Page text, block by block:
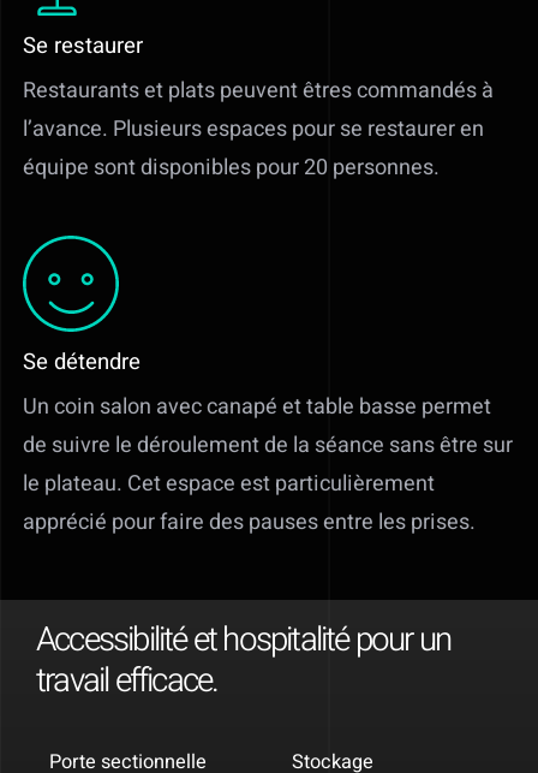
Se restaurer
Restaurants et plats peuvent êtres commandés à
l’avance. Plusieurs espaces pour se restaurer en
équipe sont disponibles pour 20 personnes.
Se détendre
Un coin salon avec canapé et table basse permet
de suivre le déroulement de la séance sans être sur
le plateau. Cet espace est particulièrement
apprécié pour faire des pauses entre les prises.
Accessibilité et hospitalité pour un
travail efficace.
Porte sectionnelle Stockage